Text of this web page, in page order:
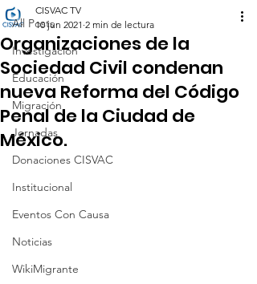
All Posts
Investigación
Educación
Migración
Jornadas
Donaciones CISVAC
Institucional
Eventos Con Causa
Noticias
WikiMigrante
Organizaciones de la
Sociedad Civil condenan
nueva Reforma del Código
Penal de la Ciudad de
México.
CISVAC TV
10 jun 2021 2 min de lectura